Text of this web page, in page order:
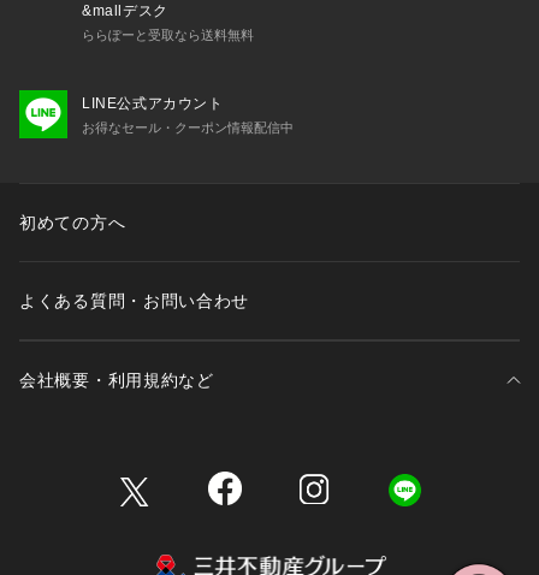
&mallデスク
ららぽーと受取なら送料無料
LINE公式アカウント
お得なセール・クーポン情報配信中
初めての方へ
よくある質問・お問い合わせ
会社概要・利用規約など